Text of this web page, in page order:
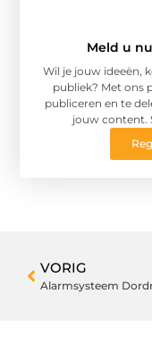
Meld u
Wil je jouw ideeën,
publiek? Met ons
publiceren en te
jouw content.
VORIG